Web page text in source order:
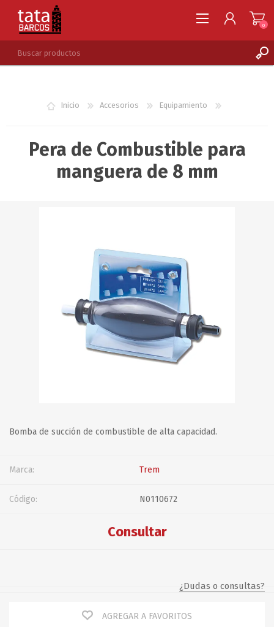
LISTA DE DESEOS
0
Inicio Accesorios Equipamiento
Pera de Combustible para
manguera de 8 mm
Bomba de succión de combustible de alta capacidad.
Marca: Trem
Código: N0110672
Consultar
¿Dudas o consultas?
AGREGAR A FAVORITOS